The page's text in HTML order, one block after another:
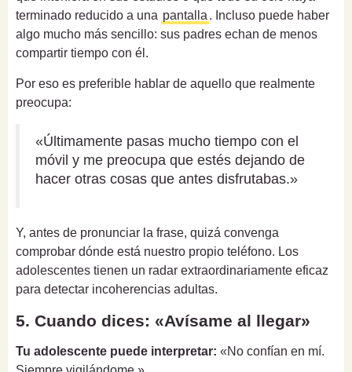
terminado reducido a una pantalla . Incluso puede haber
algo mucho más sencillo: sus padres echan de menos
compartir tiempo con él.
Por eso es preferible hablar de aquello que realmente
preocupa:
«Últimamente pasas mucho tiempo con el
móvil y me preocupa que estés dejando de
hacer otras cosas que antes disfrutabas.»
Y, antes de pronunciar la frase, quizá convenga
comprobar dónde está nuestro propio teléfono. Los
adolescentes tienen un radar extraordinariamente eficaz
para detectar incoherencias adultas.
5. Cuando dices: «Avísame al llegar»
Tu adolescente puede interpretar: «No confían en mí.